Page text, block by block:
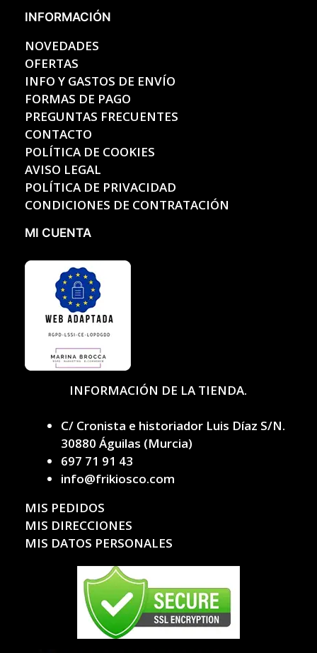
INFORMACIÓN
NOVEDADES
OFERTAS
INFO Y GASTOS DE ENVÍO
FORMAS DE PAGO
PREGUNTAS FRECUENTES
CONTACTO
POLÍTICA DE COOKIES
AVISO LEGAL
POLÍTICA DE PRIVACIDAD
CONDICIONES DE CONTRATACIÓN
MI CUENTA
INFORMACIÓN DE LA TIENDA.
C/ Cronista e historiador Luis Díaz S/N.
30880 Águilas (Murcia)
697 71 91 43
info@frikiosco.com
MIS PEDIDOS
MIS DIRECCIONES
MIS DATOS PERSONALES